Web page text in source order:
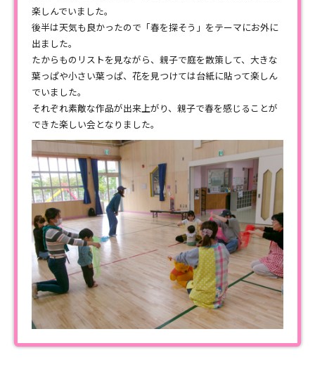
楽しんでいました。
後半は天気も良かったので「春を探そう」をテーマにお外に
出ました。
たからものリストを見ながら、親子で庭を散策して、大きな
葉っぱや小さい葉っぱ、花を見つけては台紙に貼って楽しん
でいました。
それぞれ素敵な作品が出来上がり、親子で春を感じることが
できた楽しい会となりました。